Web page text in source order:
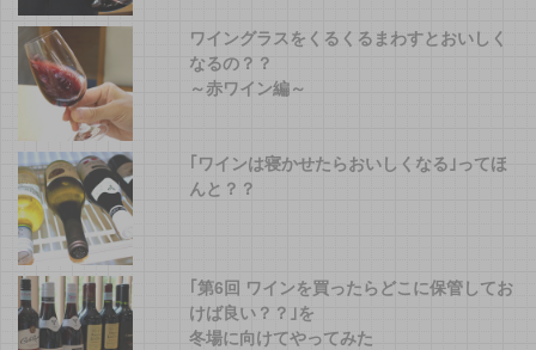
ワイングラスをくるくるまわすとおいしく
なるの？？
～赤ワイン編～
｢ワインは寝かせたらおいしくなる｣ってほ
んと？？
｢第6回 ワインを買ったらどこに保管してお
けば良い？？｣を
冬場に向けてやってみた